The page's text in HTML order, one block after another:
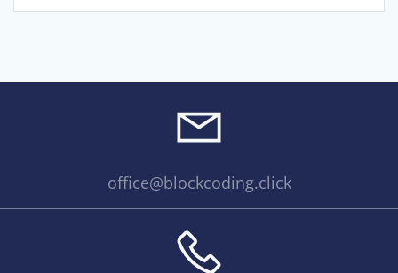
office@blockcoding.click